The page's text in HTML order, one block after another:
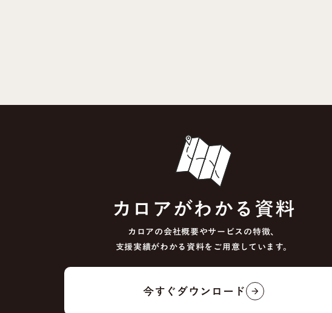
カロアがわかる資料
カロアの会社概要やサービスの特徴、
支援実績がわかる資料をご用意しています。
今すぐダウンロード arrow_forward